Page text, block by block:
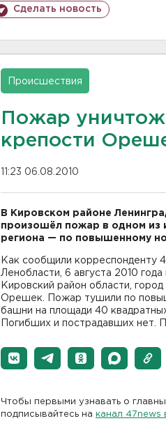
Сделать новость
Происшествия
Пожар
крепости
11:23 06.08.2010
В Кировском районе
произошёл пожар в одном из
региона — по повышенному
Как сообщили корреспонденту
Ленобласти, 6 августа 2010
Кировский район области,
Орешек. Пожар тушили по
башни на площади 40
Погибших и пострадавших нет.
Чтобы первыми узнавать о
подписывайтесь на канал 47news